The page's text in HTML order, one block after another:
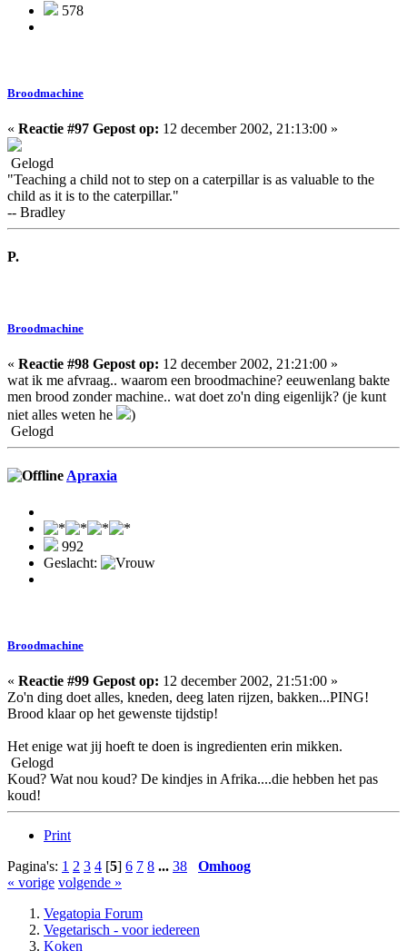
578
Broodmachine
« Reactie #97 Gepost op: 12 december 2002, 21:13:00 »
Gelogd
"Teaching a child not to step on a caterpillar is as valuable to the
child as it is to the caterpillar."
-- Bradley
P.
Broodmachine
« Reactie #98 Gepost op: 12 december 2002, 21:21:00 »
wat ik me afvraag.. waarom een broodmachine? eeuwenlang bakte
men brood zonder machine.. wat doet zo'n ding eigenlijk? (je kunt
niet alles weten he
)
Gelogd
Apraxia
992
Geslacht:
Broodmachine
« Reactie #99 Gepost op: 12 december 2002, 21:51:00 »
Zo'n ding doet alles, kneden, deeg laten rijzen, bakken...PING!
Brood klaar op het gewenste tijdstip!
Het enige wat jij hoeft te doen is ingredienten erin mikken.
Gelogd
Koud? Wat nou koud? De kindjes in Afrika....die hebben het pas
koud!
Print
Pagina's: 1 2 3 4 [5] 6 7 8 ... 38
Omhoog
« vorige volgende »
Vegatopia Forum
Vegetarisch - voor iedereen
Koken